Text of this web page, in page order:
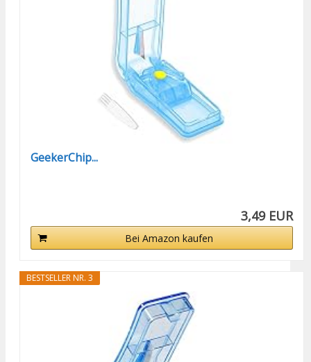
GeekerChip...
3,49 EUR
Bei Amazon kaufen
BESTSELLER NR. 3